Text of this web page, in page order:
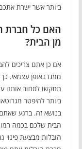
ביותר אשר ישרת
האם כל חברת
מן הבית?
אם כן אתם צריכים
ממנו באופן עצמאי.
תתקשו לסחוב אותה
ביותר להיפטר
בנושא זה. ברגע
הבית שלכם בכמה
הובלות מבצעת פינוי